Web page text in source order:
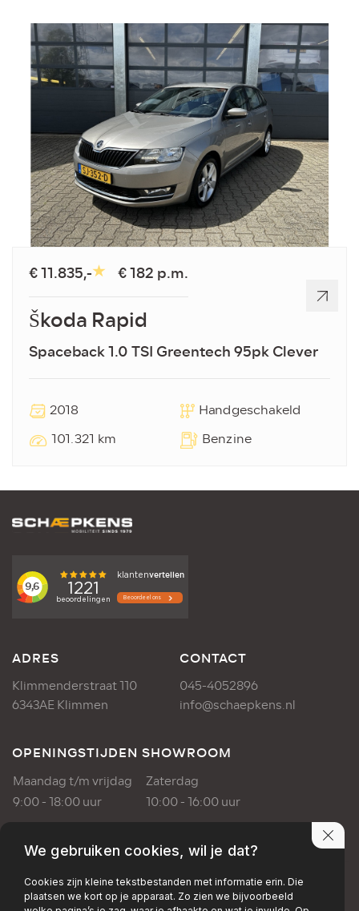
€ 11.835,- € 182 p.m.
Škoda Rapid
Spaceback 1.0 TSI Greentech 95pk Clever
2018
Handgeschakeld
101.321 km
Benzine
ADRES
Klimmenderstraat 110
6343AE Klimmen
CONTACT
045-4052896
info@schaepkens.nl
OPENINGSTIJDEN SHOWROOM
Maandag t/m vrijdag
Zaterdag
9:00 - 18:00 uur
10:00 - 16:00 uur
OPENINGSTIJDEN WERKPLAATS
Maandag t/m vrijdag
8:00 - 17:00 uur
We gebruiken cookies, wil je dat?
Cookies zijn kleine tekstbestanden met informatie erin. Die
plaatsen we kort op je apparaat. Zo zien we bijvoorbeeld